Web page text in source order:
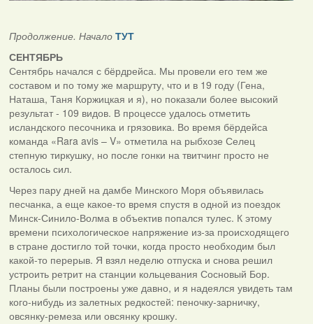
Продолжение. Начало ТУТ
СЕНТЯБРЬ
Сентябрь начался с бёрдрейса. Мы провели его тем же
составом и по тому же маршруту, что и в 19 году (Гена,
Наташа, Таня Коржицкая и я), но показали более высокий
результат - 109 видов. В процессе удалось отметить
исландского песочника и грязовика. Во время бёрдейса
команда «Rara avis – V» отметила на рыбхозе Селец
степную тиркушку, но после гонки на твитчинг просто не
осталось сил.
Через пару дней на дамбе Минского Моря объявилась
песчанка, а еще какое-то время спустя в одной из поездок
Минск-Синило-Волма в объектив попался тулес. К этому
времени психологическое напряжение из-за происходящего
в стране достигло той точки, когда просто необходим был
какой-то перерыв. Я взял неделю отпуска и снова решил
устроить ретрит на станции кольцевания Сосновый Бор.
Планы были построены уже давно, и я надеялся увидеть там
кого-нибудь из залетных редкостей: пеночку-зарничку,
овсянку-ремеза или овсянку крошку.